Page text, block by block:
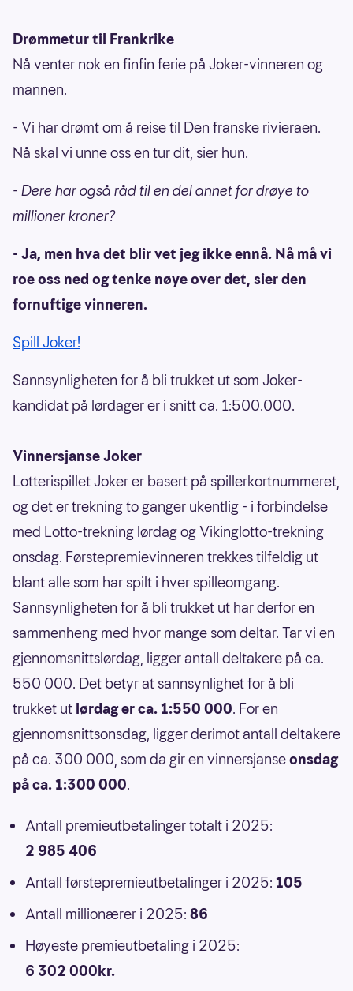
Drømmetur til Frankrike
Nå venter nok en finfin ferie på Joker-vinneren og
mannen.
- Vi har drømt om å reise til Den franske rivieraen.
Nå skal vi unne oss en tur dit, sier hun.
- Dere har også råd til en del annet for drøye to
millioner kroner?
- Ja, men hva det blir vet jeg ikke ennå. Nå må vi
roe oss ned og tenke nøye over det, sier den
fornuftige vinneren.
Spill Joker!
Sannsynligheten for å bli trukket ut som Joker-
kandidat på lørdager er i snitt ca. 1:500.000.
Vinnersjanse Joker
Lotterispillet Joker er basert på spillerkortnummeret,
og det er trekning to ganger ukentlig - i forbindelse
med Lotto-trekning lørdag og Vikinglotto-trekning
onsdag. Førstepremievinneren trekkes tilfeldig ut
blant alle som har spilt i hver spilleomgang.
Sannsynligheten for å bli trukket ut har derfor en
sammenheng med hvor mange som deltar. Tar vi en
gjennomsnittslørdag, ligger antall deltakere på ca.
550 000. Det betyr at sannsynlighet for å bli
trukket ut lørdag er ca. 1:550 000. For en
gjennomsnittsonsdag, ligger derimot antall deltakere
på ca. 300 000, som da gir en vinnersjanseonsdag
på ca. 1:300 000.
Antall premieutbetalinger totalt i 2025:
2 985 406
Antall førstepremieutbetalinger i 2025: 105
Antall millionærer i 2025: 86
Høyeste premieutbetaling i 2025:
6 302 000kr.